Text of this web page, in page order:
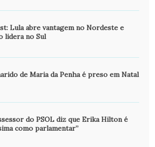
Lula abre vantagem no Nordeste e
lidera no Sul
de Maria da Penha é preso em Natal
do PSOL diz que Erika Hilton é
como parlamentar”